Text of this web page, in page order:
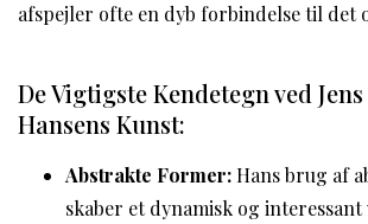
afspejler ofte en dyb forbindelse til det
De Vigtigste Kendetegn ved
Hansens Kunst:
Abstrakte Former:Hans brug af
skaber et dynamisk og